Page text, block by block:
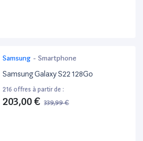
Samsung - Smartphone
Samsung Galaxy S22 128Go
216 offres à partir de :
203,00 € 339,99 €